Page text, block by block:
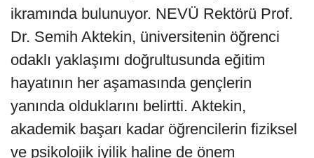
ikramında bulunuyor. NEVÜ Rektörü Prof.
Dr. Semih Aktekin, üniversitenin öğrenci
odaklı yaklaşımı doğrultusunda eğitim
hayatının her aşamasında gençlerin
yanında olduklarını belirtti. Aktekin,
akademik başarı kadar öğrencilerin fiziksel
ve psikolojik iyilik haline de önem